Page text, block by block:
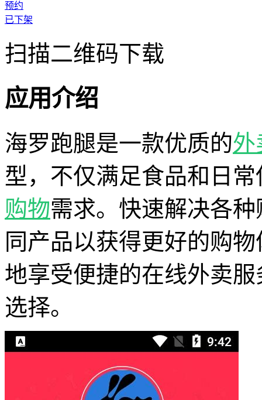
预约
已下架
扫描二维码下载
应用介绍
海罗跑腿是一款优质的外
型，不仅满足食品和日
购物需求。快速解决各
同产品以获得更好的购
地享受便捷的在线外卖
选择。